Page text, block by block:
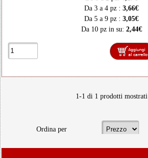
Da 3 a 4 pz : 3,66€
Da 5 a 9 pz : 3,05€
Da 10 pz in su: 2,44€
1-1 di 1 prodotti mostrati
Ordina per